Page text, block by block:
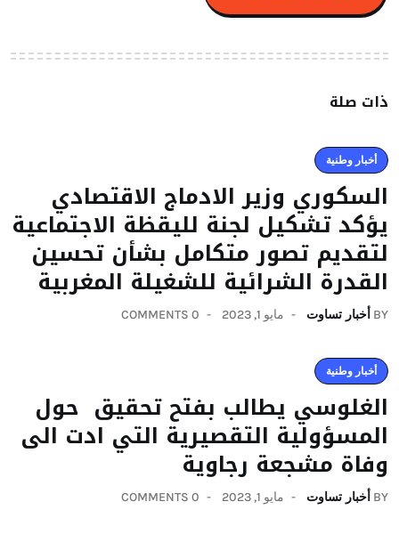
ذات صلة
أخبار وطنية
السكوري وزير الادماج الاقتصادي
يؤكد تشكيل لجنة لليقظة الاجتماعية
لتقديم تصور متكامل بشأن تحسين
القدرة الشرائية للشغيلة المغربية
BY أخبار تساوت مايو 1, 2023 0 COMMENTS
أخبار وطنية
الغلوسي يطالب بفتح تحقيق حول
المسؤولية التقصيرية التي ادت الى
وفاة مشجعة رجاوية
BY أخبار تساوت مايو 1, 2023 0 COMMENTS